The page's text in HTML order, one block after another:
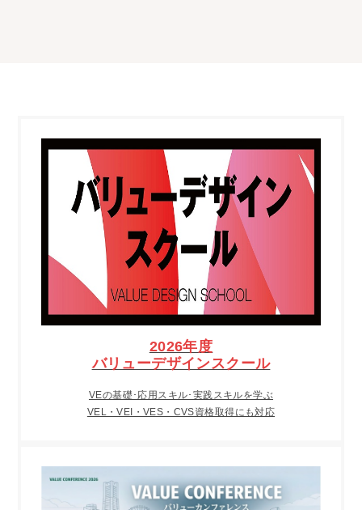
2026年度
バリューデザインスクール
VEの基礎･応用スキル･実践スキルを学ぶ
VEL・VEI・VES・CVS資格取得にも対応